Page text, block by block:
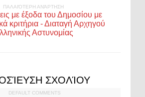
ΠΑΛΑΙΌΤΕΡΗ ΑΝΆΡΤΗΣΗ
με έξοδα του Δημοσίου με
κριτήρια - Διαταγή Αρχηγού
Αστυνομίας
ΣΧΟΛΊΟΥ
DEFAULT COMMENTS